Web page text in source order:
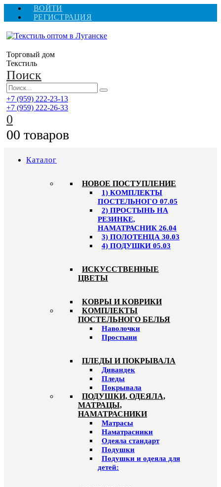
ВОЙТИ
РЕГИСТРАЦИЯ
Торговый дом
Текстиль
Поиск
+7 (959) 222-23-13
+7 (959) 222-26-33
0
00 товаров
Каталог
HОВОЕ ПОСТУПЛЕНИЕ
1) КОМПЛЕКТЫ
ПОСТЕЛЬНОГО 07.05
2) ПРОСТЫНЬ НА
РЕЗИНКЕ,
НАМАТРАСНИК 26.04
3) ПОЛОТЕНЦА 30.03
4) ПОДУШКИ 05.03
ИСКУССТВЕННЫЕ
ЦВЕТЫ
КОВРЫ И КОВРИКИ
КОМПЛЕКТЫ
ПОСТЕЛЬНОГО БЕЛЬЯ
Наволочки
Простыни
ПЛЕДЫ И ПОКРЫВАЛА
Дивандек
Пледы
Покрывала
ПОДУШКИ, ОДЕЯЛА,
МАТРАЦЫ,
НАМАТРАСНИКИ
Матрасы
Наматрасники
Одеяла стандарт
Подушки
Подушки и одеяла для
детей: